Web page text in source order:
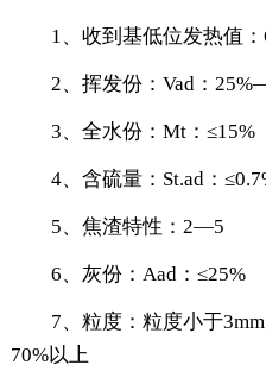
1、收到基低位发热值
2、挥发份：Vad：
3、全水份：Mt：≤15%
4、含硫量：St.ad：
5、焦渣特性：2—5
6、灰份：Aad：≤25%
7、粒度：粒度小于
70%以上